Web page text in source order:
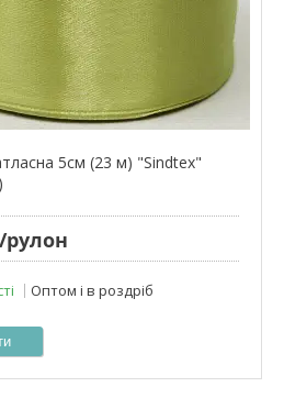
5см (23 м) "Sindtex"
рулон
Оптом і в роздріб